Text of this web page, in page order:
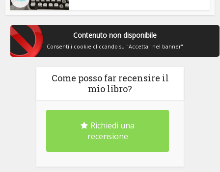
Contenuto non disponibile
Consenti i cookie cliccando su "Accetta" nel banner"
Come posso far recensire il
mio libro?
Richiedi una
recensione